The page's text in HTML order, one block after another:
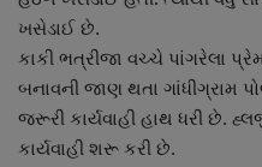
સ્થાનિક સમાચાર
સ્પોર્ટ્સ
રાશિફળ
ખસેડાઈ છે.
કાકી ભત્રીજા વચ્ચે પાંગરેલા
બનાવની જાણ થતા ગાંધીગ્રામ
જરૂરી કાર્યવાહી હાથ ધરી છે.
કાર્યવાહી શરૂ કરી છે.